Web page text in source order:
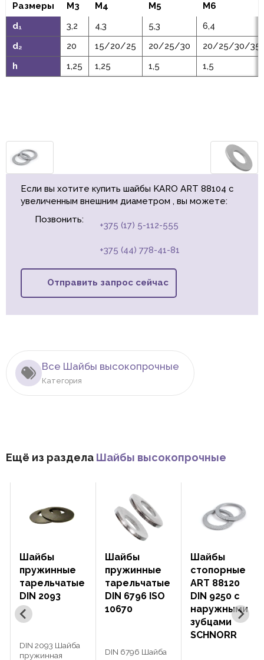
Размеры M3 M4 M5
M6
d₁
3,2 4,3 5,3
6,4
d₂
20 15/20/25 20/25/30
20/25/30/35
h
1,25 1,25 1,5 1,5
Если вы хотите купить шайбы KARO ART 88104 с
увеличенным внешним диаметром , вы можете:
Позвонить:
+375 (17) 5-112-555
+375 (44) 778-41-81
Отправить запрос сейчас
Все Шайбы высокопрочные
Категория
Ещё из раздела Шайбы высокопрочные
Шайбы
пружинные
тарельчатые
DIN 2093
DIN 2093 Шайба
пружинная
Шайбы
пружинные
тарельчатые
DIN 6796 ISO
10670
DIN 6796 Шайба
Шайбы
стопорные
ART 88120
DIN 9250 с
наружными
зубцами
SCHNORR